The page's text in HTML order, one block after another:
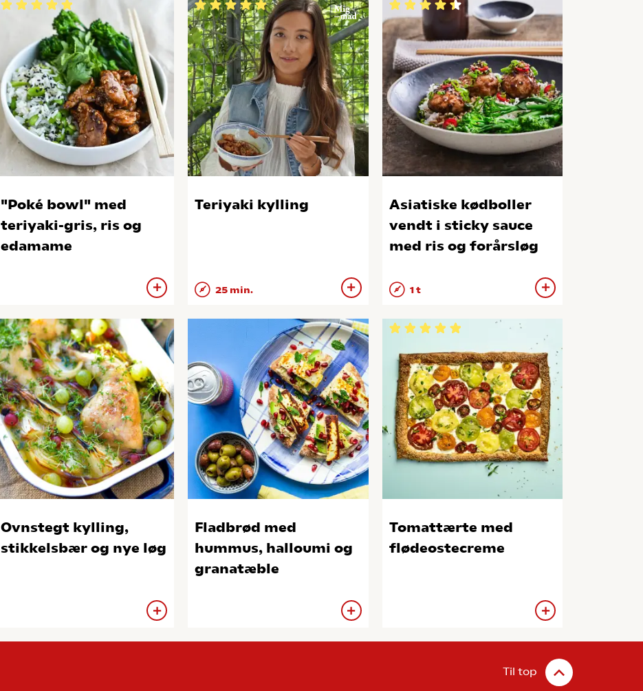
"Poké bowl" med
teriyaki-gris, ris og
edamame
Teriyaki kylling
25 min.
Asiatiske kødboller
vendt i sticky sauce
med ris og forårsløg
1 t
Ovnstegt kylling,
stikkelsbær og nye løg
Fladbrød med
hummus, halloumi og
granatæble
Tomattærte med
flødeostecreme
Til top